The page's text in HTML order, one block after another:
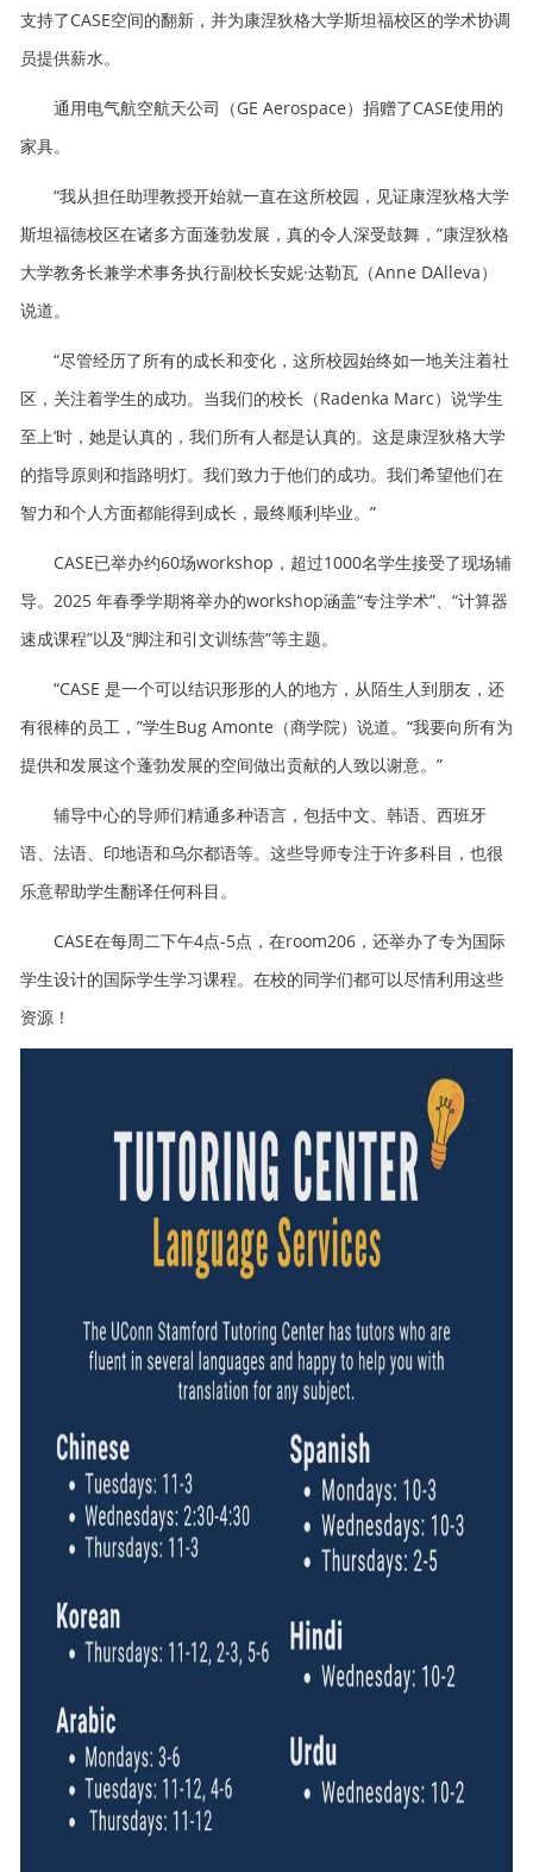
支持了CASE空间的翻新，并为康涅狄格大学斯坦福校区的学术协调
员提供薪水。
通用电气航空航天公司（GE Aerospace）捐赠了CASE使用的
家具。
“我从担任助理教授开始就一直在这所校园，见证康涅狄格大学
斯坦福德校区在诸多方面蓬勃发展，真的令人深受鼓舞，”康涅狄格
大学教务长兼学术事务执行副校长安妮·达勒瓦（Anne DAlleva）
说道。
“尽管经历了所有的成长和变化，这所校园始终如一地关注着社
区，关注着学生的成功。当我们的校长（Radenka Marc）说‘学生
至上’时，她是认真的，我们所有人都是认真的。这是康涅狄格大学
的指导原则和指路明灯。我们致力于他们的成功。我们希望他们在
智力和个人方面都能得到成长，最终顺利毕业。”
CASE已举办约60场workshop，超过1000名学生接受了现场辅
导。2025 年春季学期将举办的workshop涵盖“专注学术”、“计算器
速成课程”以及“脚注和引文训练营”等主题。
“CASE 是一个可以结识形形的人的地方，从陌生人到朋友，还
有很棒的员工，”学生Bug Amonte（商学院）说道。“我要向所有为
提供和发展这个蓬勃发展的空间做出贡献的人致以谢意。”
辅导中心的导师们精通多种语言，包括中文、韩语、西班牙
语、法语、印地语和乌尔都语等。这些导师专注于许多科目，也很
乐意帮助学生翻译任何科目。
CASE在每周二下午4点-5点，在room206，还举办了专为国际
学生设计的国际学生学习课程。在校的同学们都可以尽情利用这些
资源！